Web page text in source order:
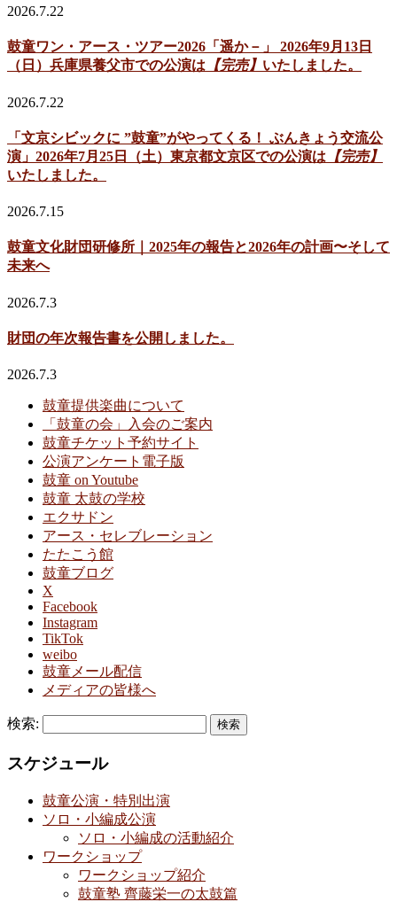
2026.7.22
鼓童ワン・アース・ツアー2026「遥か－」 2026年9月13日
（日）兵庫県養父市での公演は 【完売】 いたしました。
2026.7.22
「文京シビックに ”鼓童”がやってくる！ ぶんきょう交流公
演」2026年7月25日（土）東京都文京区での公演は 【完売】
いたしました。
2026.7.15
鼓童文化財団研修所｜2025年の報告と2026年の計画〜そして
未来へ
2026.7.3
財団の年次報告書を公開しました。
2026.7.3
鼓童提供楽曲について
「鼓童の会」入会のご案内
鼓童チケット予約サイト
公演アンケート電子版
鼓童 on Youtube
鼓童 太鼓の学校
エクサドン
アース・セレブレーション
たたこう館
鼓童ブログ
X
Facebook
Instagram
TikTok
weibo
鼓童メール配信
メディアの皆様へ
検索:
スケジュール
鼓童公演・特別出演
ソロ・小編成公演
ソロ・小編成の活動紹介
ワークショップ
ワークショップ紹介
鼓童塾 齊藤栄一の太鼓篇